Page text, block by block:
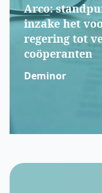
Arco:
inzake het
regering tot
coöperanten
Deminor